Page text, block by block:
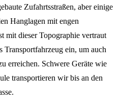
Zufahrtsstraßen, aber einige
Hanglagen mit engen
mit dieser Topographie vertraut
Transportfahrzeug ein, um auch
erreichen. Schwere Geräte wie
transportieren wir bis an den